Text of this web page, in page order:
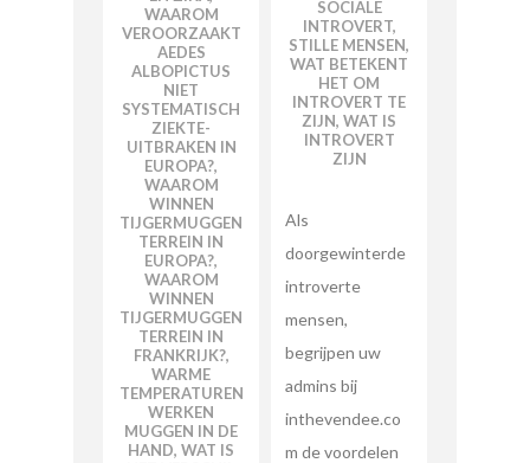
WAAROM
VEROORZAAKT
AEDES
ALBOPICTUS
NIET
SYSTEMATISCH
ZIEKTE-
UITBRAKEN IN
EUROPA?,
WAAROM
WINNEN
TIJGERMUGGEN
TERREIN IN
EUROPA?,
WAAROM
WINNEN
TIJGERMUGGEN
TERREIN IN
FRANKRIJK?,
WARME
TEMPERATUREN
WERKEN
MUGGEN IN DE
HAND, WAT IS
SOCIALE
INTROVERT,
STILLE MENSEN,
WAT BETEKENT
HET OM
INTROVERT TE
ZIJN, WAT IS
INTROVERT
ZIJN
Als
doorgewinterde
introverte
mensen,
begrijpen uw
admins bij
inthevendee.co
m de voordelen